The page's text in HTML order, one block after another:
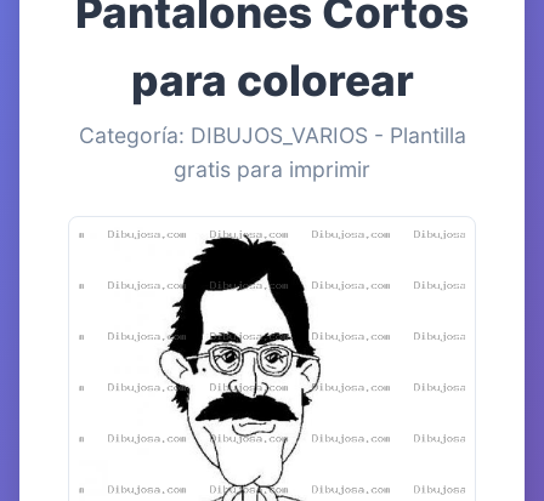
Pantalones Cortos
para colorear
Categoría: DIBUJOS_VARIOS - Plantilla
gratis para imprimir